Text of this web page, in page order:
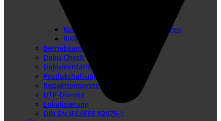
Konformitätsbewertungsverfahren
Risikobeurteilung
Betriebsanleitung erstellen
Doku-Check
Dokumentationsüberarbeitung
Produkthaftung USA
Redaktionssysteme
DTP-Dienste
Lokalisierung
DIN EN IEC/IEEE 82079-1